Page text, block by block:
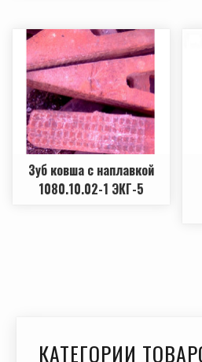
Зуб ковша с наплавкой
1080.10.02-1 ЭКГ-5
КАТЕГОРИИ